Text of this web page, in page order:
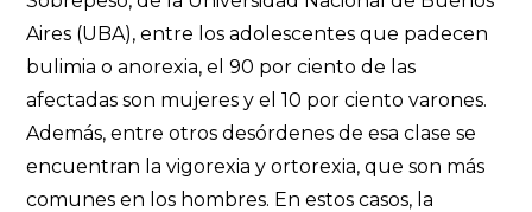
Aires (UBA), entre los adolescentes que padecen
bulimia o anorexia, el 90 por ciento de las
afectadas son mujeres y el 10 por ciento varones.
Además, entre otros desórdenes de esa clase se
encuentran la vigorexia y ortorexia, que son más
comunes en los hombres. En estos casos, la